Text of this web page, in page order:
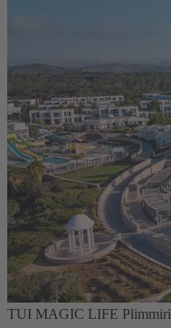
TUI MAGIC LIFE Plimmiri